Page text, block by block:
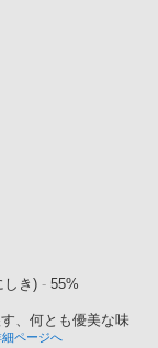
しき) - 55%
、何とも優美な味
細ページへ